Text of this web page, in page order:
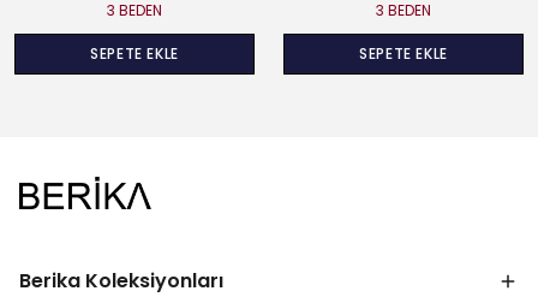
3 BEDEN
SEPETE EKLE
3 BEDEN
SEPETE EKLE
Berika Koleksiyonları